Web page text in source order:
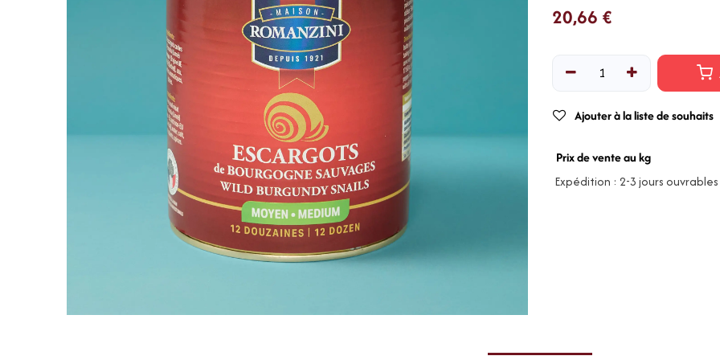
20,66 €
Ajouter à la liste de souhaits
Prix de vente au kg
Expédition : 2-3 jours ouvrables